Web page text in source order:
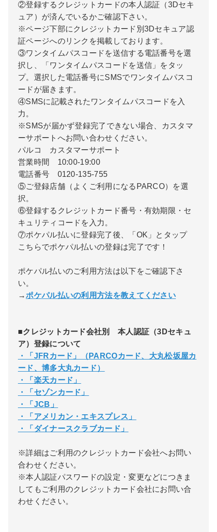
②登録するクレジットカードの本人認証（3Dセキ
ュア）が済んでいるかご確認下さい。
※ページ下部にクレジットカード別3Dセキュア認
証ページへのリンクを掲載しております。
③ワンタイムパスコードを送信する電話番号を選
択し、「ワンタイムパスコードを送信」をタッ
プ。選択した電話番号にSMSでワンタイムパスコ
ードが届きます。
④SMSに記載されたワンタイムパスコードを入
力。
※SMSが届かず登録完了できない場合、カスタマ
ーサポートへお問い合わせください。
パルコ カスタマーサポート
営業時間 10:00-19:00
電話番号 0120-135-755
⑤ご登録店舗（よくご利用になるPARCO）を選
択。
⑥登録するクレジットカード番号・有効期限・セ
キュリティコードを入力。
⑦ポケパル払いに登録完了後、「OK」とタップ
こちらでポケパル払いの登録は完了です！
ポケパル払いのご利用方法は以下をご確認下さ
い。
→ポケパル払いの利用方法を教えてください
■クレジットカード会社別 本人認証（3Dセキュ
ア）登録について
・「JFRカード」（PARCOカード、大丸松坂屋カ
ード、博多大丸カード）
・「楽天カード」
・「セゾンカード」
・「JCB」
・「アメリカン・エキスプレス」
・「ダイナースクラブカード」
※詳細はご利用のクレジットカード会社へお問い
合わせください。
※本人認証パスワードの設定・変更などにつきま
してもご利用のクレジットカード会社にお問い合
わせください。